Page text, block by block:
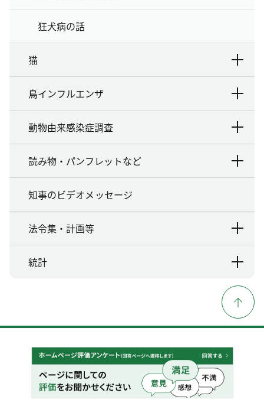
狂犬病の話
猫
鳥インフルエンザ
動物由来感染症調査
読み物・パンフレットなど
知事のビデオメッセージ
法令集・計画等
統計